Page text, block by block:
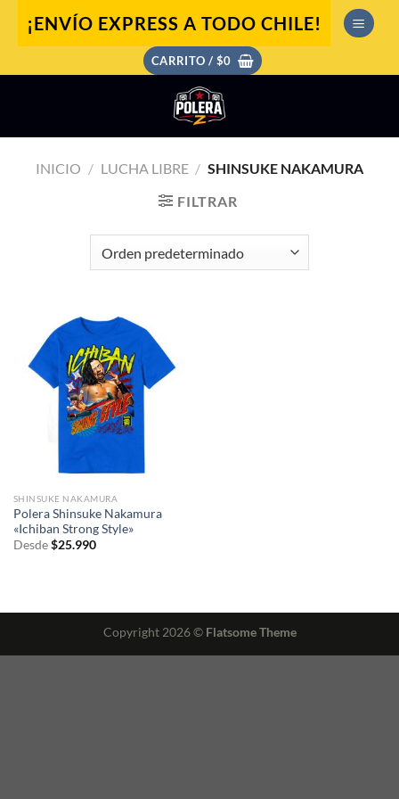
¡ENVÍO EXPRESS A TODO CHILE!
CARRITO / $0
INICIO / LUCHA LIBRE / SHINSUKE NAKAMURA
FILTRAR
SHINSUKE NAKAMURA
Polera Shinsuke Nakamura
«Ichiban Strong Style»
Desde $25.990
Copyright 2026 © Flatsome Theme